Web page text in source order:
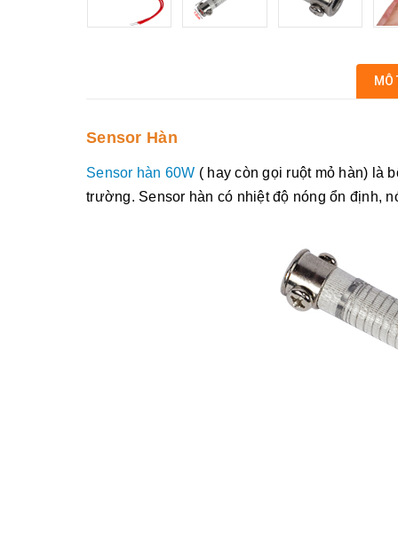
MÔ
Sensor Hàn
Sensor hàn 60W ( hay còn gọi ruột mỏ hàn) là
trường. Sensor hàn có nhiệt độ nóng ổn định,